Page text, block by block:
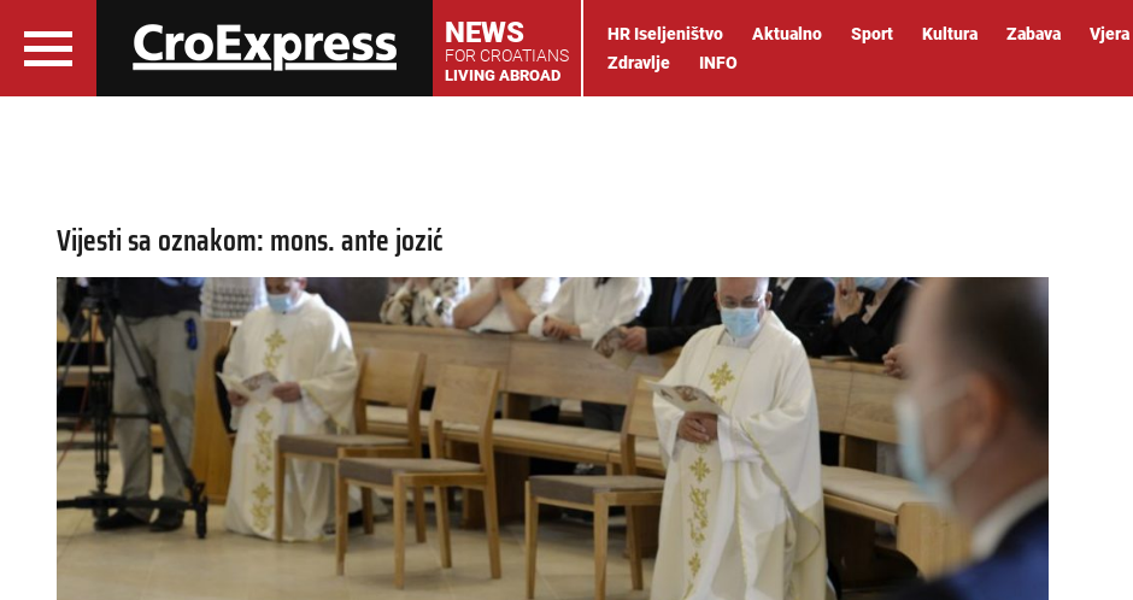
NEWS
FOR CROATIANS
LIVING ABROAD
HR Iseljeništvo Aktualno Sport Kultura Zabava Vjera
Zdravlje
INFO
Vijesti sa oznakom: mons. ante jozić